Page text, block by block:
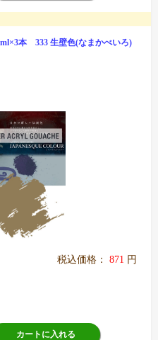
本 333 生壁色(なまかべいろ)
税込価格： 871 円
カートに入れる